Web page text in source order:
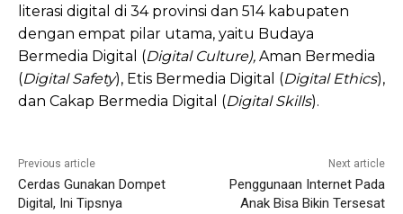
literasi digital di 34 provinsi dan 514 kabupaten
dengan empat pilar utama, yaitu Budaya
Bermedia Digital (Digital Culture), Aman Bermedia
(Digital Safety), Etis Bermedia Digital (Digital Ethics),
dan Cakap Bermedia Digital (Digital Skills).
Previous article
Cerdas Gunakan Dompet
Digital, Ini Tipsnya
Next article
Penggunaan Internet Pada
Anak Bisa Bikin Tersesat